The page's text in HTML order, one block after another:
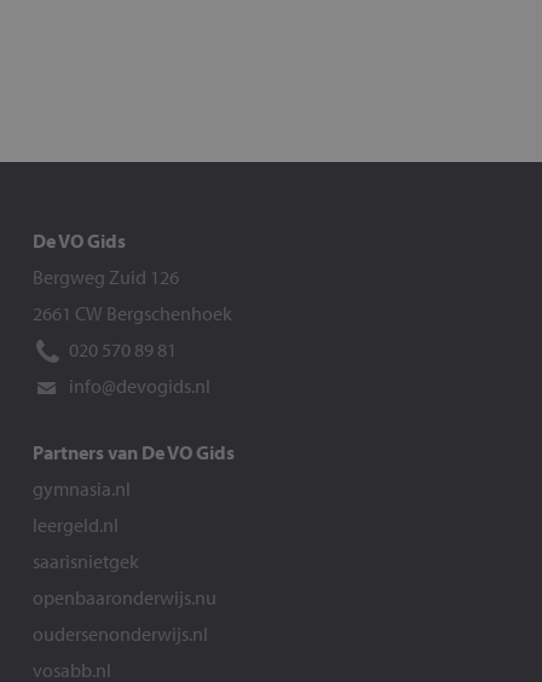
De VO Gids
Bergweg Zuid 126
2661 CW Bergschenhoek
020 570 89 81
info@devogids.nl
Partners van De VO Gids
gymnasia.nl
leergeld.nl
saarisnietgek
openbaaronderwijs.nu
oudersenonderwijs.nl
vosabb.nl